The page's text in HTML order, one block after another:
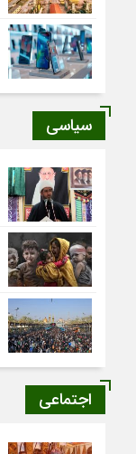
سیاسی
اجتماعی